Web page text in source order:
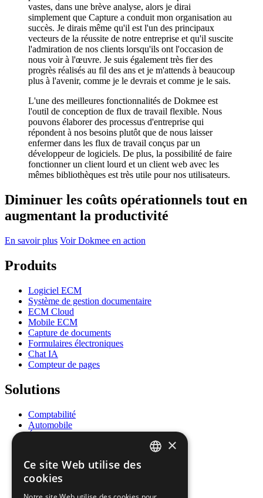
vastes, dans une brève analyse, alors je dirai
simplement que Capture a conduit mon organisation au
succès. Je dirais même qu'il est l'un des principaux
vecteurs de la réussite de notre entreprise et qu'il suscite
l'admiration de nos clients lorsqu'ils ont l'occasion de
nous voir à l'œuvre. Je suis également très fier des
progrès réalisés au fil des ans et je m'attends à beaucoup
plus à l'avenir, comme je le devrais et comme je le sais.
L'une des meilleures fonctionnalités de Dokmee est
l'outil de conception de flux de travail flexible. Nous
pouvons élaborer des processus d'entreprise qui
répondent à nos besoins plutôt que de nous laisser
enfermer dans les flux de travail conçus par un
développeur de logiciels. De plus, la possibilité de faire
fonctionner un client lourd et un client web avec les
mêmes bibliothèques est très utile pour nos utilisateurs.
Diminuer les coûts opérationnels tout en
augmentant la productivité
En savoir plus Voir Dokmee en action
Produits
Logiciel ECM
Système de gestion documentaire
ECM Cloud
Mobile ECM
Capture de documents
Formulaires électroniques
Chat IA
Compteur de pages
Solutions
Comptabilité
Automobile
Santé
Ressources humaines
ENGLISH
×
Ce site Web utilise des
cookies